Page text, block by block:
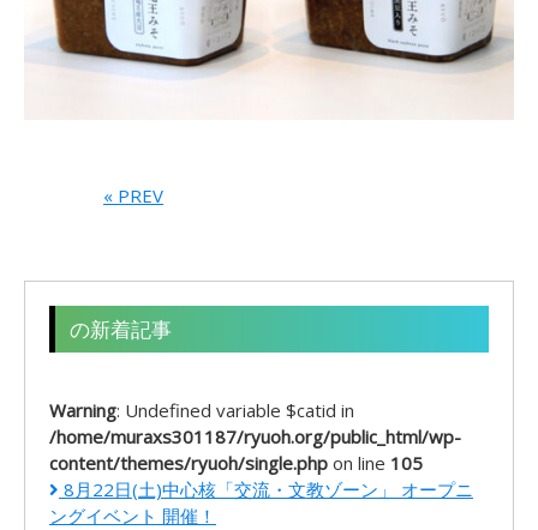
« PREV
の新着記事
Warning: Undefined variable $catid in
/home/muraxs301187/ryuoh.org/public_html/wp-
content/themes/ryuoh/single.php on line 105
8月22日(土)中心核「交流・文教ゾーン」 オープニ
ングイベント 開催！